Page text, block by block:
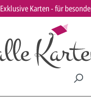
Exklusive Karten - für